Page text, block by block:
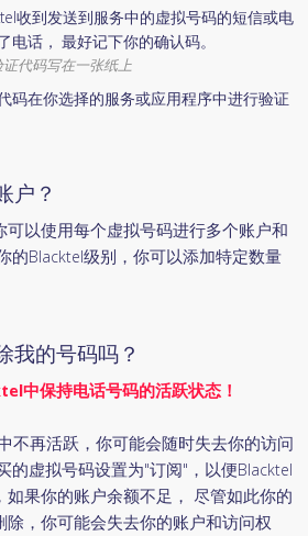
收到发送到服务中的虚拟号码的短信或电
电话， 最好记下你的确认码。
代码写在一张纸上
码在你选择的服务或应用程序中进行验证
户？
以使用每个虚拟号码进行多个账户和
的Blacktel级别，你可以添加特定数量
我的号码吗？
中保持电话号码的活跃状态！
不再活跃，你可能会随时失去你的访问
的虚拟号码设置为"订阅"，以便Blacktel
果你的账户余额不足， 尽管如此你的
，你可能会失去你的账户和访问权